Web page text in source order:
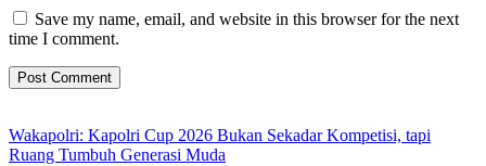
Save my name, email, and website in this browser for the next
time I comment.
Wakapolri: Kapolri Cup 2026 Bukan Sekadar Kompetisi, tapi
Ruang Tumbuh Generasi Muda